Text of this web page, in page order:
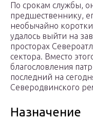
По срокам службы,
предшественнику,
необычайно
удалось выйти на
просторах
сектора. Вместо
благословления
последний на
Северодвинского
Назначение